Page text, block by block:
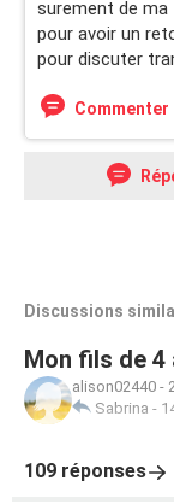
surement de
pour avoir un
pour discuter
Commenter
Discussions
Mon fils de 4
alison02440 -
Sabrina -
109 réponses